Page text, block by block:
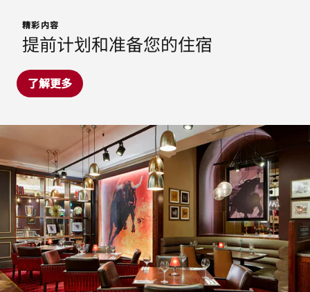
精彩内容
提前计划和准备您的住宿
了解更多
M Club Lounge
升级至行政客房或套房，纵情体验非凡舒适，尊享行政酒廊
礼遇。享用自助早餐开启美好一天，晚间品味小食、啤酒和
红酒，惬意放松休憩。
探索